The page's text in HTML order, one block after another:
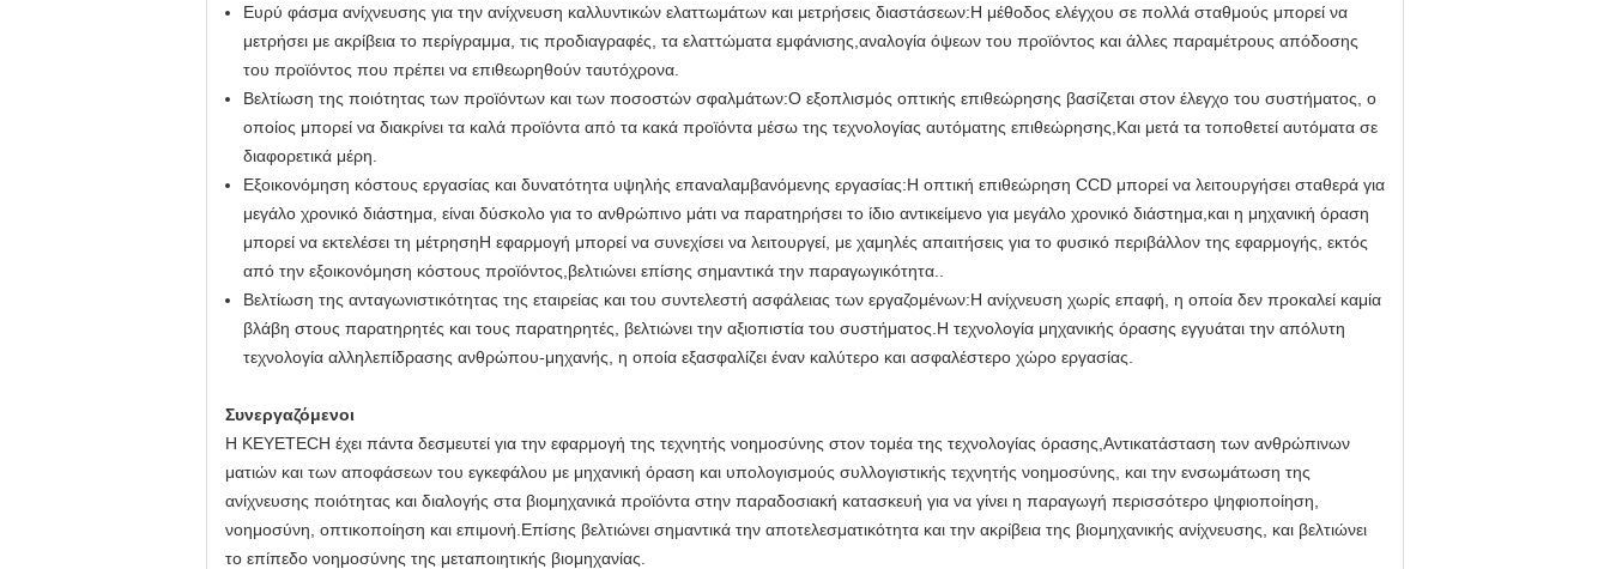
Ευρύ φάσμα ανίχνευσης για την ανίχνευση καλλυντικών ελαττωμάτων και μετρήσεις διαστάσεων:Η μέθοδος ελέγχου σε πολλά σταθμούς μπορεί να
μετρήσει με ακρίβεια το περίγραμμα, τις προδιαγραφές, τα ελαττώματα εμφάνισης,αναλογία όψεων του προϊόντος και άλλες παραμέτρους απόδοσης
του προϊόντος που πρέπει να επιθεωρηθούν ταυτόχρονα.
Βελτίωση της ποιότητας των προϊόντων και των ποσοστών σφαλμάτων:Ο εξοπλισμός οπτικής επιθεώρησης βασίζεται στον έλεγχο του συστήματος, ο
οποίος μπορεί να διακρίνει τα καλά προϊόντα από τα κακά προϊόντα μέσω της τεχνολογίας αυτόματης επιθεώρησης,Και μετά τα τοποθετεί αυτόματα σε
διαφορετικά μέρη.
Εξοικονόμηση κόστους εργασίας και δυνατότητα υψηλής επαναλαμβανόμενης εργασίας:Η οπτική επιθεώρηση CCD μπορεί να λειτουργήσει σταθερά για
μεγάλο χρονικό διάστημα, είναι δύσκολο για το ανθρώπινο μάτι να παρατηρήσει το ίδιο αντικείμενο για μεγάλο χρονικό διάστημα,και η μηχανική όραση
μπορεί να εκτελέσει τη μέτρησηΗ εφαρμογή μπορεί να συνεχίσει να λειτουργεί, με χαμηλές απαιτήσεις για το φυσικό περιβάλλον της εφαρμογής, εκτός
από την εξοικονόμηση κόστους προϊόντος,βελτιώνει επίσης σημαντικά την παραγωγικότητα..
Βελτίωση της ανταγωνιστικότητας της εταιρείας και του συντελεστή ασφάλειας των εργαζομένων:Η ανίχνευση χωρίς επαφή, η οποία δεν προκαλεί καμία
βλάβη στους παρατηρητές και τους παρατηρητές, βελτιώνει την αξιοπιστία του συστήματος.Η τεχνολογία μηχανικής όρασης εγγυάται την απόλυτη
τεχνολογία αλληλεπίδρασης ανθρώπου-μηχανής, η οποία εξασφαλίζει έναν καλύτερο και ασφαλέστερο χώρο εργασίας.
Συνεργαζόμενοι
Η KEYETECH έχει πάντα δεσμευτεί για την εφαρμογή της τεχνητής νοημοσύνης στον τομέα της τεχνολογίας όρασης,Αντικατάσταση των ανθρώπινων
ματιών και των αποφάσεων του εγκεφάλου με μηχανική όραση και υπολογισμούς συλλογιστικής τεχνητής νοημοσύνης, και την ενσωμάτωση της
ανίχνευσης ποιότητας και διαλογής στα βιομηχανικά προϊόντα στην παραδοσιακή κατασκευή για να γίνει η παραγωγή περισσότερο ψηφιοποίηση,
νοημοσύνη, οπτικοποίηση και επιμονή.Επίσης βελτιώνει σημαντικά την αποτελεσματικότητα και την ακρίβεια της βιομηχανικής ανίχνευσης, και βελτιώνει
το επίπεδο νοημοσύνης της μεταποιητικής βιομηχανίας.